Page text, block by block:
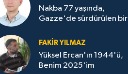
Nakba 77 yaşında,
Gazze'de sürdürülen bir
FAKİR YILMAZ
Yüksel Ercan'ın 1944'ü,
Benim 2025'im